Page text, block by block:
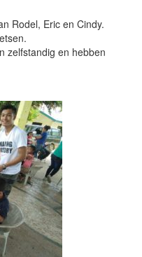
Rodel, Eric en Cindy.
zelfstandig en hebben